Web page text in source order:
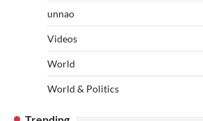
unnao
Videos
World
World & Politics